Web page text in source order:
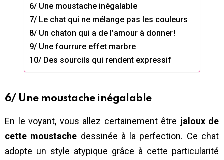
6/ Une moustache inégalable
7/ Le chat qui ne mélange pas les couleurs
8/ Un chaton qui a de l’amour à donner !
9/ Une fourrure effet marbre
10/ Des sourcils qui rendent expressif
6/ Une moustache inégalable
En le voyant, vous allez certainement être jaloux de
cette moustache dessinée à la perfection. Ce chat
adopte un style atypique grâce à cette particularité